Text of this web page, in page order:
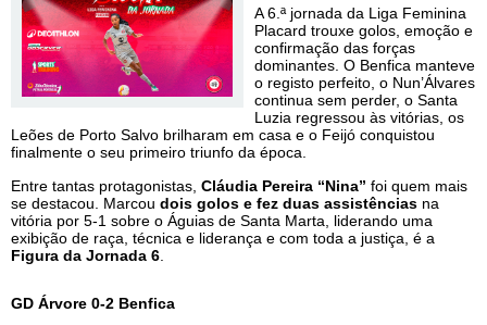
A 6.ª jornada da Liga Feminina
Placard trouxe golos, emoção e
confirmação das forças
dominantes. O Benfica manteve
o registo perfeito, o Nun’Álvares
continua sem perder, o Santa
Luzia regressou às vitórias, os
Leões de Porto Salvo brilharam em casa e o Feijó conquistou
finalmente o seu primeiro triunfo da época.
Entre tantas protagonistas, Cláudia Pereira “Nina” foi quem mais
se destacou. Marcou dois golos e fez duas assistências na
vitória por 5-1 sobre o Águias de Santa Marta, liderando uma
exibição de raça, técnica e liderança e com toda a justiça, é a
Figura da Jornada 6
GD Árvore 0-2 Benfica